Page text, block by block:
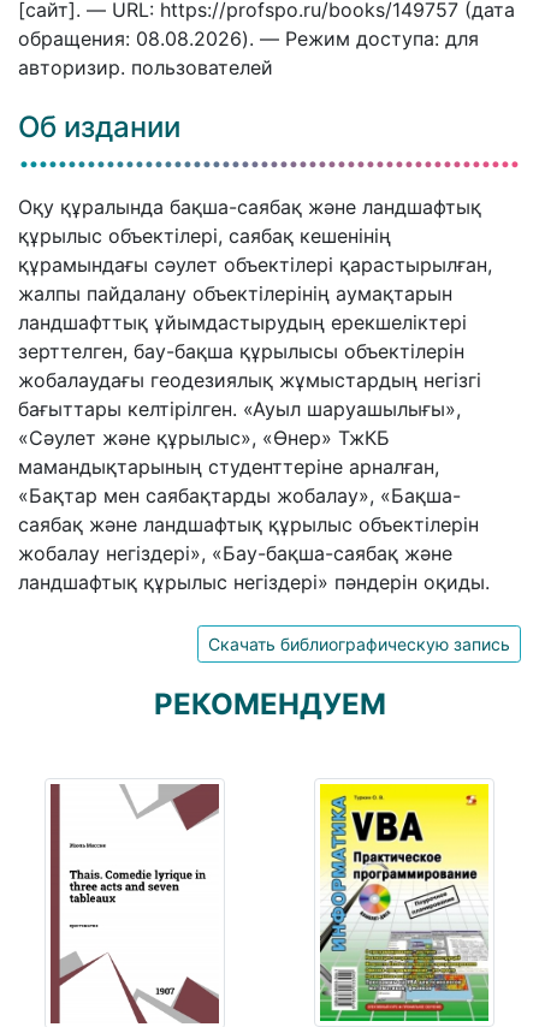
[сайт]. — URL: https://profspo.ru/books/149757 (дата
обращения: 08.08.2026). — Режим доступа: для
авторизир. пользователей
Об издании
Оқу құралында бақша-саябақ және ландшафтық
құрылыс объектілері, саябақ кешенінің
құрамындағы сәулет объектілері қарастырылған,
жалпы пайдалану объектілерінің аумақтарын
ландшафттық ұйымдастырудың ерекшеліктері
зерттелген, бау-бақша құрылысы объектілерін
жобалаудағы геодезиялық жұмыстардың негізгі
бағыттары келтірілген. «Ауыл шаруашылығы»,
«Сәулет және құрылыс», «Өнер» ТжКБ
мамандықтарының студенттеріне арналған,
«Бақтар мен саябақтарды жобалау», «Бақша-
саябақ және ландшафтық құрылыс объектілерін
жобалау негіздері», «Бау-бақша-саябақ және
ландшафтық құрылыс негіздері» пәндерін оқиды.
Скачать библиографическую запись
РЕКОМЕНДУЕМ